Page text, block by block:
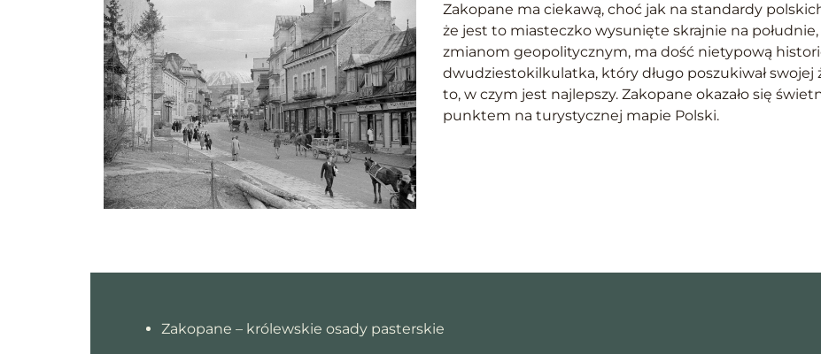
Zakopane ma ciekawą, choć jak na standardy
że jest to miasteczko wysunięte skrajnie na
zmianom geopolitycznym, ma dość nietypową
dwudziestokilkulatka, który długo poszukiwał
to, w czym jest najlepszy. Zakopane okazało się
punktem na turystycznej mapie Polski.
Zakopane – królewskie osady pasterskie